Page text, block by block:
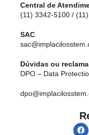
Central de
(11) 3342-5100 /
SAC
Dúvidas ou
DPO – Data